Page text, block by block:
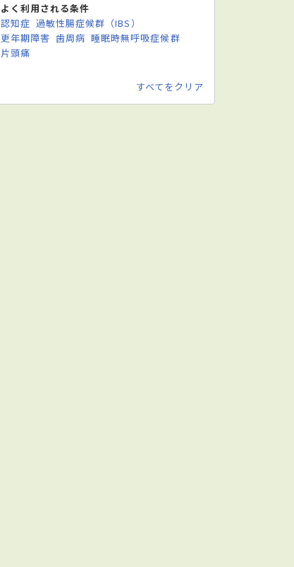
よく利用される条件
認知症 過敏性腸症候群（IBS）
更年期障害 歯周病 睡眠時無呼吸症候群
片頭痛
すべてをクリア